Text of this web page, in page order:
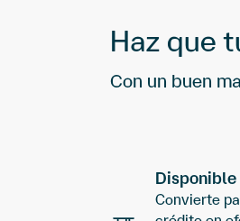
Haz que
Con un buen
Disponible
Convierte